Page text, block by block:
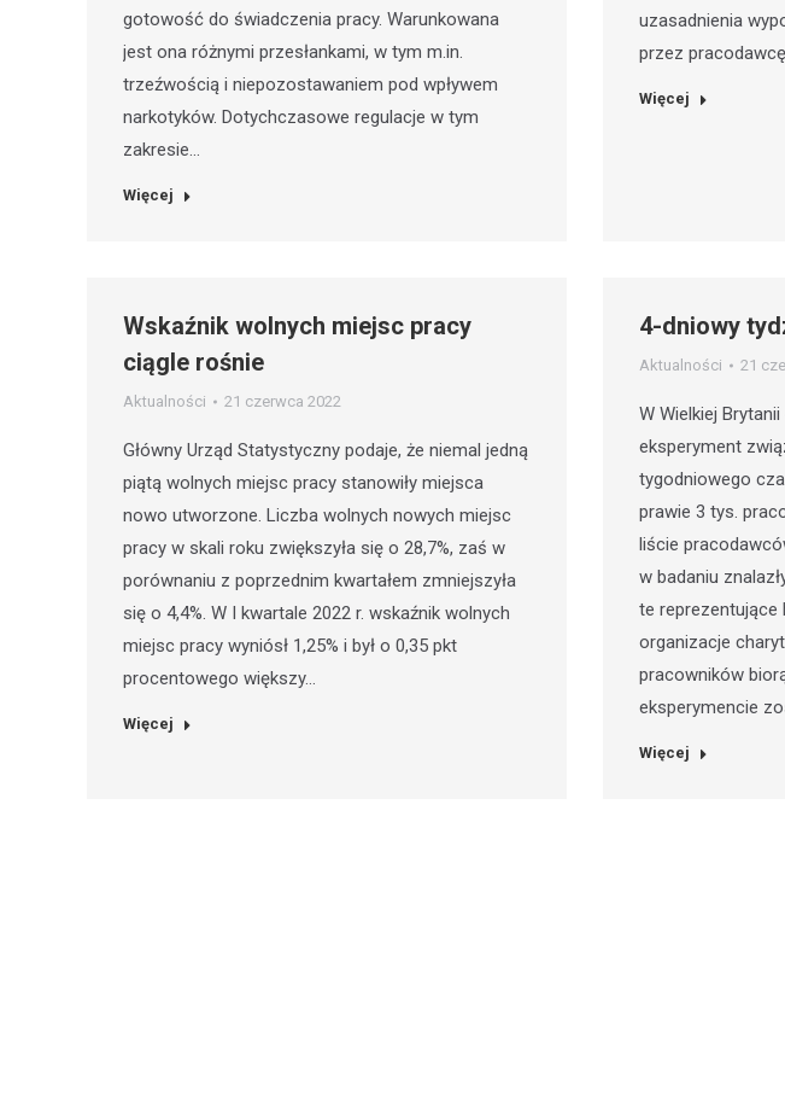
gotowość do świadczenia pracy. Warunkowana
jest ona różnymi przesłankami, w tym m.in.
trzeźwością i niepozostawaniem pod wpływem
narkotyków. Dotychczasowe regulacje w tym
zakresie…
Więcej
uzasadnienia
przez
Więcej
Wskaźnik wolnych miejsc pracy
ciągle rośnie
Aktualności 21 czerwca 2022
Główny Urząd Statystyczny podaje, że niemal jedną
piątą wolnych miejsc pracy stanowiły miejsca
nowo utworzone. Liczba wolnych nowych miejsc
pracy w skali roku zwiększyła się o 28,7%, zaś w
porównaniu z poprzednim kwartałem zmniejszyła
się o 4,4%. W I kwartale 2022 r. wskaźnik wolnych
miejsc pracy wyniósł 1,25% i był o 0,35 pkt
procentowego większy…
Więcej
4-dniowy
Aktualności 21
W Wielkiej
eksperyment
tygodniowego
prawie 3 tys.
liście
w badaniu
te reprezentujące
organizacje
pracowników
eksperymencie
Więcej